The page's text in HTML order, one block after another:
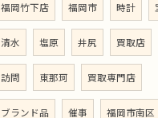
福岡竹下店 福岡市 時計
清水 塩原 井尻 買取店
訪問 東那珂 買取専門店
ブランド品 催事 福岡市南区